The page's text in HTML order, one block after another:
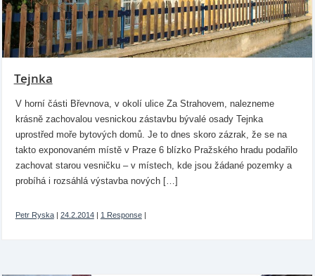
Tejnka
V horní části Břevnova, v okolí ulice Za Strahovem, nalezneme
krásně zachovalou vesnickou zástavbu bývalé osady Tejnka
uprostřed moře bytových domů. Je to dnes skoro zázrak, že se na
takto exponovaném místě v Praze 6 blízko Pražského hradu podařilo
zachovat starou vesničku – v místech, kde jsou žádané pozemky a
probíhá i rozsáhlá výstavba nových […]
Petr Ryska| 24.2.2014| 1 Response|